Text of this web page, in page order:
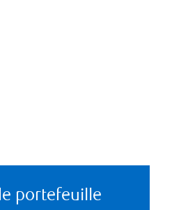
portefeuille